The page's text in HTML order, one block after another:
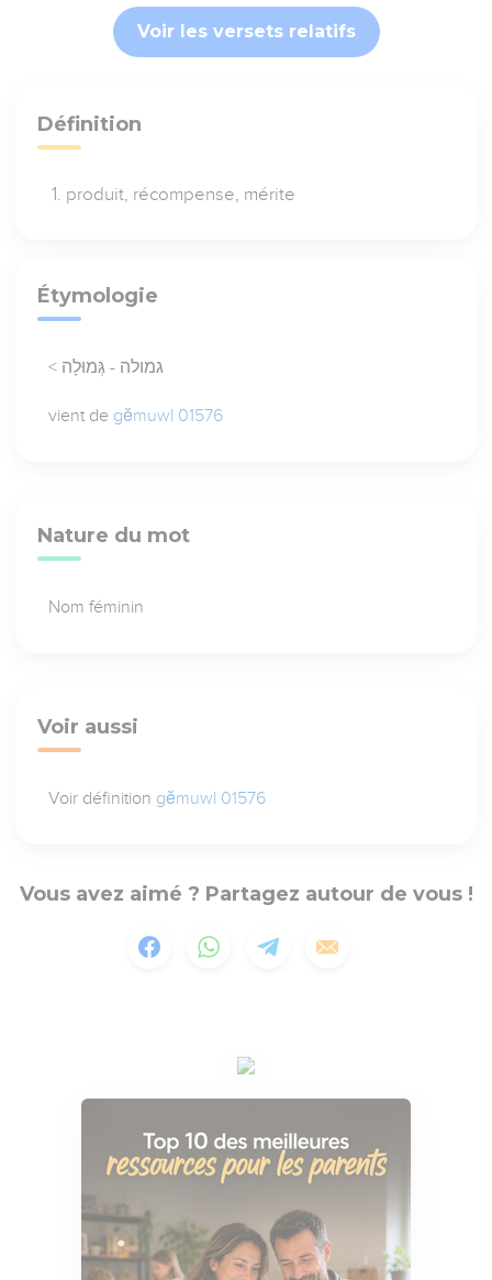
Voir les versets relatifs
Définition
produit, récompense, mérite
Étymologie
< גמולה - גְּמוּלָה
vient de gĕmuwl 01576
Nature du mot
Nom féminin
Voir aussi
Voir définition gĕmuwl 01576
Vous avez aimé ? Partagez autour de vous !